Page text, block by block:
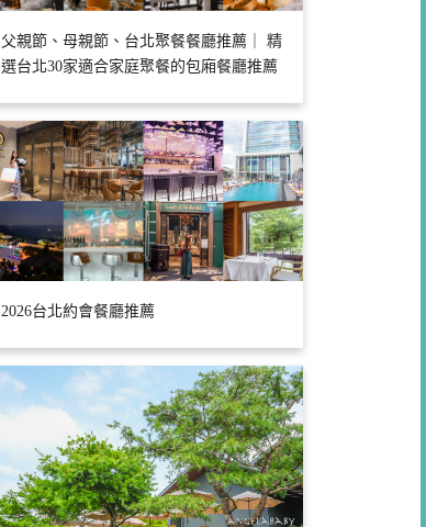
父親節、母親節、台北聚餐餐廳推薦｜ 精
選台北30家適合家庭聚餐的包廂餐廳推薦
2026台北約會餐廳推薦